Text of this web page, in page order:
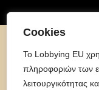
Cookies
To Lobbying EU
πληροφοριών των
λειτουργικότητας